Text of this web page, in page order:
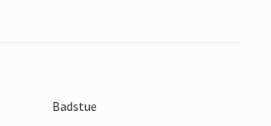
tekniske fenomener. Sengetøy,
Badstue